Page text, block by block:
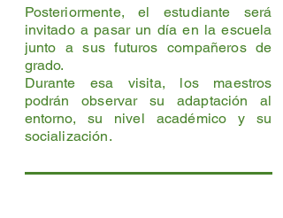
Posteriormente, el estudiante será
invitado a pasar un día en la escuela
junto a sus futuros compañeros de
grado.
Durante esa visita, los maestros
podrán observar su adaptación al
entorno, su nivel académico y su
socialización.